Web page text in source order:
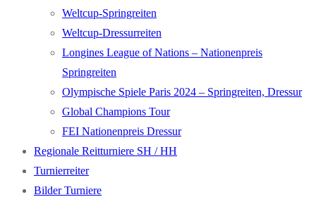
Weltcup-Springreiten
Weltcup-Dressurreiten
Longines League of Nations – Nationenpreis
Springreiten
Olympische Spiele Paris 2024 – Springreiten, Dressur
Global Champions Tour
FEI Nationenpreis Dressur
Regionale Reitturniere SH / HH
Turnierreiter
Bilder Turniere